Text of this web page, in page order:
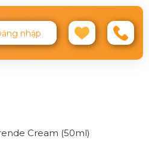
nhập
Cream (50ml)